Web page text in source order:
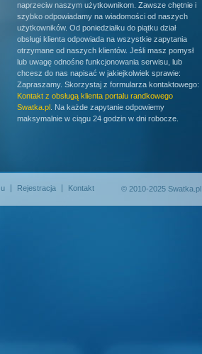
naprzeciw naszym użytkownikom. Zawsze chętnie i
szybko odpowiadamy na wiadomości od naszych
użytkowników. Od poniedziałku do piątku dział
obsługi klienta odpowiada na wszystkie zapytania
otrzymane od naszych klientów. Jeśli masz pomysł
lub uwagę odnośne funkcjonowania serwisu, lub
chcesz do nas napisać w jakiejkolwiek sprawie:
Zapraszamy. Skorzystaj z formularza kontaktowego:
Kontakt z obsługą klienta portalu randkowego
Swatka.pl . Na każde zapytanie odpowiemy
maksymalnie w ciągu 24 godzin w dni robocze.
Rejestracja Kontakt © 2010-2025 Swatka.pl